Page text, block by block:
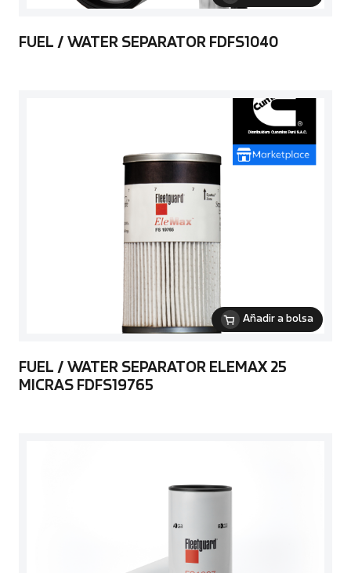
FUEL / WATER SEPARATOR FDFS1040
Añadir a bolsa
FUEL / WATER SEPARATOR ELEMAX 25
MICRAS FDFS19765